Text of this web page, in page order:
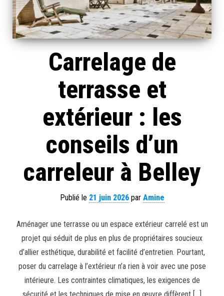
Carrelage de
terrasse et
extérieur : les
conseils d’un
carreleur à Belley
Publié le 21 juin 2026par Amine
Aménager une terrasse ou un espace extérieur carrelé est un
projet qui séduit de plus en plus de propriétaires soucieux
d’allier esthétique, durabilité et facilité d’entretien. Pourtant,
poser du carrelage à l’extérieur n’a rien à voir avec une pose
intérieure. Les contraintes climatiques, les exigences de